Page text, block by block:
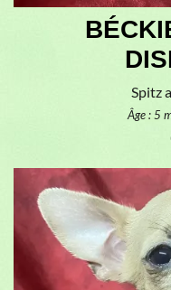
Spitz
Âge : 5